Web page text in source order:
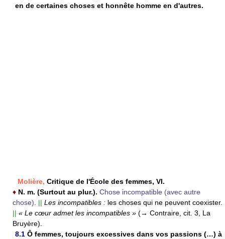
en de certaines choses et honnête homme en d'autres.
Molière, Critique de l'École des femmes, VI.
♦ N. m. (Surtout au plur.). Chose incompatible (avec autre
chose). || Les incompatibles : les choses qui ne peuvent coexister.
|| « Le cœur admet les incompatibles » (→ Contraire, cit. 3, La
Bruyère).
8.1 Ô femmes, toujours excessives dans vos passions (…) à